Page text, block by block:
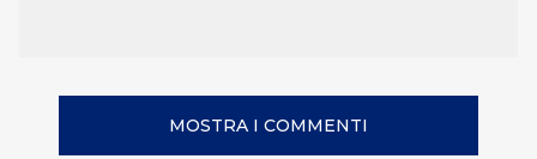
MOSTRA I COMMENTI